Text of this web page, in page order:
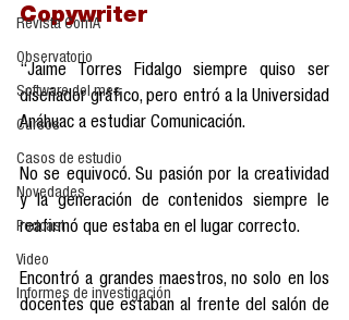
Revista ComA
Observatorio
Software del mes
Cursos
Casos de estudio
Novedades
Podcast
Video
Informes de investigación
Copywriter
“Jaime Torres Fidalgo siempre quiso ser
diseñador gráfico, pero entró a la Universidad
Anáhuac a estudiar Comunicación.
No se equivocó. Su pasión por la creatividad
y la generación de contenidos siempre le
reafirmó que estaba en el lugar correcto.
Encontró a grandes maestros, no solo en los
docentes que estaban al frente del salón de